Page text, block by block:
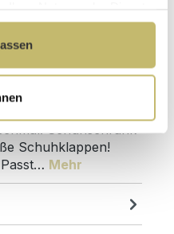
Schuhklappen!
Mehr